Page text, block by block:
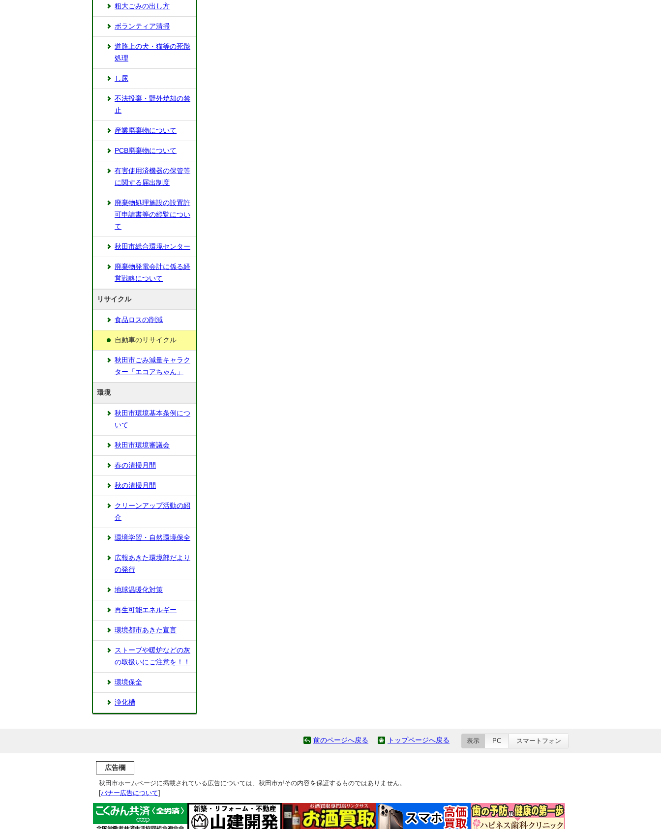
粗大ごみの出し方
ボランティア清掃
道路上の犬・猫等の死骸
処理
し尿
不法投棄・野外焼却の禁
止
産業廃棄物について
PCB廃棄物について
有害使用済機器の保管等
に関する届出制度
廃棄物処理施設の設置許
可申請書等の縦覧につい
て
秋田市総合環境センター
廃棄物発電会計に係る経
営戦略について
リサイクル
食品ロスの削減
自動車のリサイクル
秋田市ごみ減量キャラク
ター「エコアちゃん」
環境
秋田市環境基本条例につ
いて
秋田市環境審議会
春の清掃月間
秋の清掃月間
クリーンアップ活動の紹
介
環境学習・自然環境保全
広報あきた環境部だより
の発行
地球温暖化対策
再生可能エネルギー
環境都市あきた宣言
ストーブや暖炉などの灰
の取扱いにご注意を！！
環境保全
浄化槽
前のページへ戻る トップページへ戻る 表示 PC スマートフォン
広告欄
秋田市ホームページに掲載されている広告については、秋田市がその内容を保証するものではありません。
[バナー広告について]